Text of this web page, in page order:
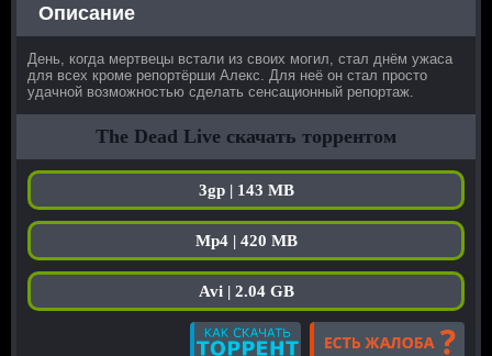
Описание
День, когда мертвецы встали из своих могил, стал днём ужаса
для всех кроме репортёрши Алекс. Для неё он стал просто
удачной возможностью сделать сенсационный репортаж.
The Dead Live скачать торрентом
3gp | 143 MB
Mp4 | 420 MB
Avi | 2.04 GB